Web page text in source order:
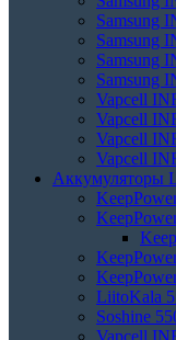
Samsung
Samsung
Samsung
Samsung
Vapcell
Vapcell
Vapcell
Vapcell
Аккумуляторы
LiitoKala
Soshine
Vapcell